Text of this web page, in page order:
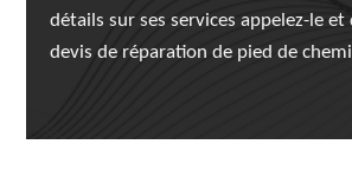
détails sur ses services appelez-le et
devis de réparation de pied de